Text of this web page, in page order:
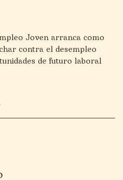
Joven arranca como
contra el desempleo
de futuro laboral